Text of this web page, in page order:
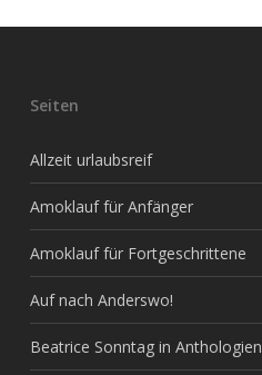
Seiten
Allzeit urlaubsreif
Amoklauf für Anfänger
Amoklauf für Fortgeschrittene
Auf nach Anderswo!
Beatrice Sonntag in Anthologien